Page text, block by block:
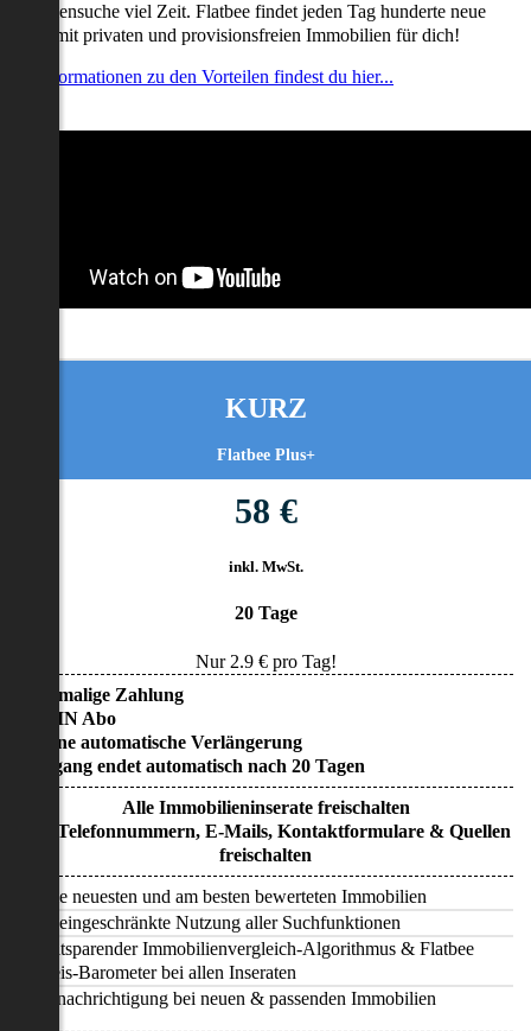
viel Zeit. Flatbee findet jeden Tag hunderte neue
mit privaten und provisionsfreien Immobilien für dich!
Informationen zu den Vorteilen findest du hier...
KURZ
Flatbee Plus+
58 €
inkl. MwSt.
20 Tage
Nur 2.9€ pro Tag!
• Einmalige Zahlung
• KEIN Abo
• Keine automatische Verlängerung
• Zugang endet automatisch nach 20 Tagen
Alle Immobilieninserate freischalten
Alle Telefonnummern, E-Mails, Kontaktformulare & Quellen
freischalten
Alle neuesten und am besten bewerteten Immobilien
Uneingeschränkte Nutzung aller Suchfunktionen
Zeitsparender Immobilienvergleich-Algorithmus & Flatbee
Preis-Barometer bei allen Inseraten
Benachrichtigung bei neuen & passenden Immobilien